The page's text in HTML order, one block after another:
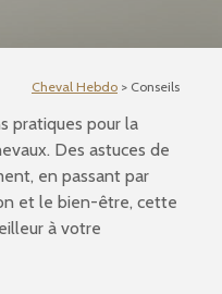
Cheval Hebdo > Conseils
pratiques pour la
Des astuces de
en passant par
et le bien-être, cette
à votre